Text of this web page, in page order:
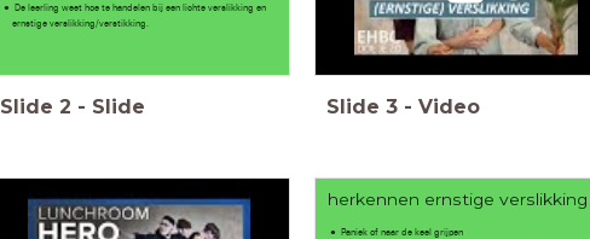
De leerling weet hoe te handelen bij een lichte verslikking en
ernstige verslikking/verstikking.
Slide 2 - Slide Slide 3 - Video
herkennen ernstige verslikking
Paniek of naar de keel grijpen